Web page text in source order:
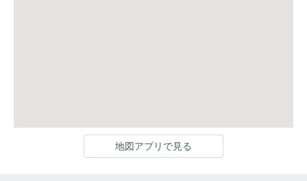
地図アプリで見る